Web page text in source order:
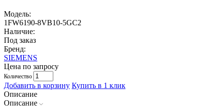
Модель:
1FW6190-8VB10-5GC2
Наличие:
Под заказ
Бренд:
SIEMENS
Цена по запросу
Количество
Добавить в корзину Купить в 1 клик
Описание
Описание